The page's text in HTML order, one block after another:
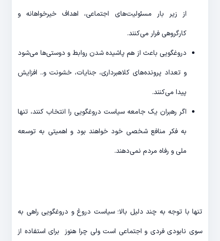
از زیر بار مسئولیت‌های اجتماعی، اهداف خیرخواهانه و
کارگروهی فرار می‌کنند.
دروغگویی باعث از هم پاشیده شدن روابط و دوستی‌ها می‌شود
و تعداد پرونده‌های کلاهبرداری، جنایات، خشونت و.. افزایش
پیدا می‌کنند.
اگر رهبران یک جامعه سیاست دروغگویی را انتخاب کنند، تنها
به فکر منافع شخصی خود خواهند بود و اهمیتی به توسعه
ملی و رفاه مردم نمی‌دهند.
تنها با توجه به چند دلیل بالا؛ سیاست دروغ و دروغگویی راهی به
سوی نابودی فردی و اجتماعی است ولی چرا هنوز برای استفاده از